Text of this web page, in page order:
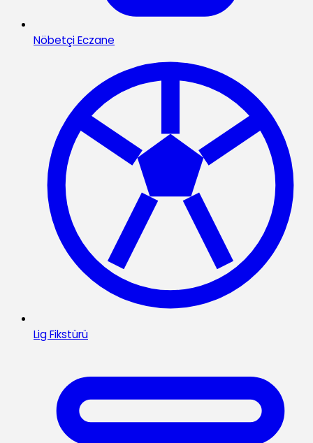
Nöbetçi Eczane
Lig Fikstürü